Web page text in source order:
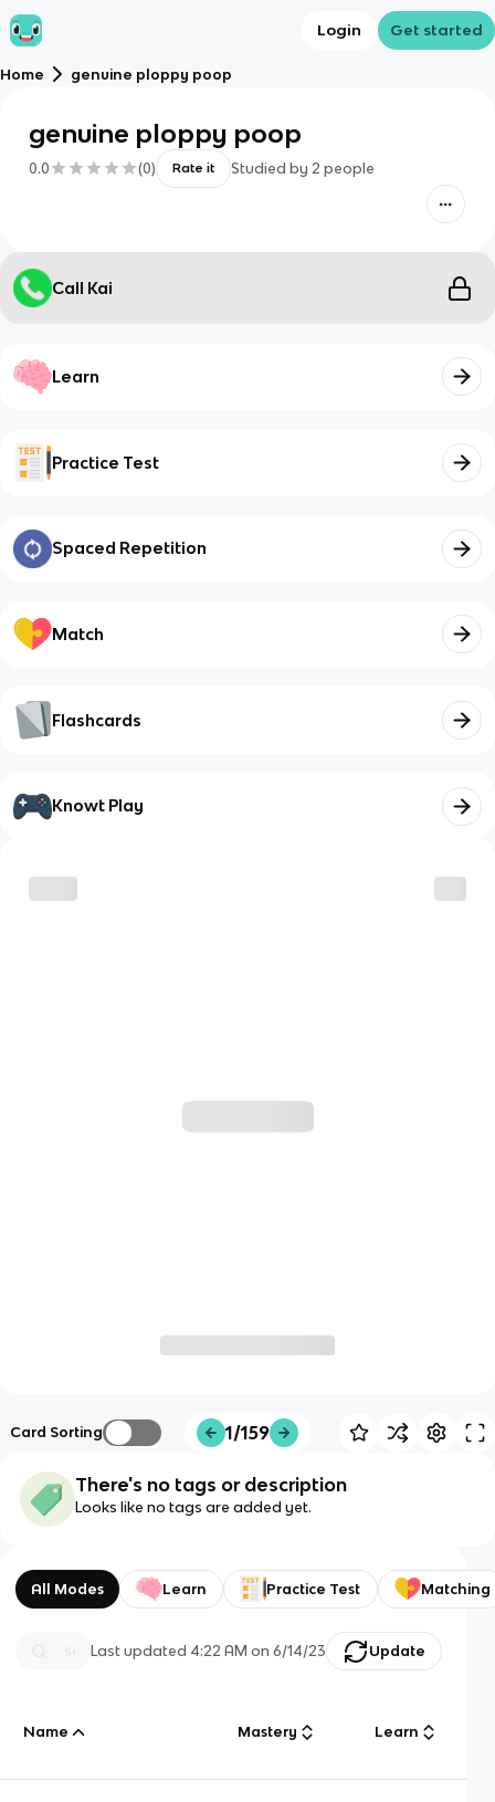
Login Get started
Home genuine ploppy poop
genuine ploppy poop
0.0 (0) Rate it Studied by 2 people
Call Kai
Learn
Practice Test
Spaced Repetition
Match
Flashcards
Knowt Play
Card Sorting 1/159
There's no tags or description
Looks like no tags are added yet.
All Modes Learn Practice Test Matching
Last updated 4:22 AM on 6/14/23 Update
Name Mastery Learn